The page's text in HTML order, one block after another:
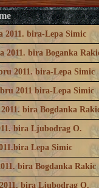
2011. bira-Lepa Simic
2011. bira Boganka
2011. bira-Lepa Simic
2011 bira-Lepa Simic
bira Bogdanka
bira Ljubodrag O.
Lepa Simic
bira Bogdanka Rakic
bira Ljubodrag O.